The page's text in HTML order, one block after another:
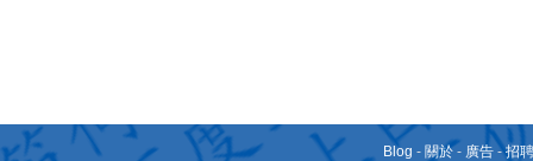
Blog - 關於 - 廣告 -招